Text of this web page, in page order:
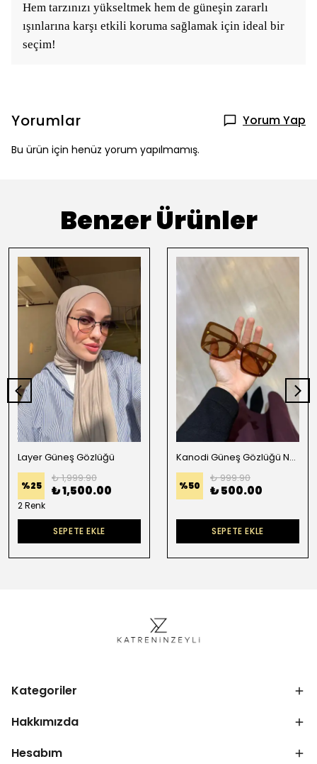
Hem tarzınızı yükseltmek hem de güneşin zararlı
ışınlarına karşı etkili koruma sağlamak için ideal bir
seçim!
Yorumlar Yorum Yap
Bu ürün için henüz yorum yapılmamış.
Benzer Ürünler
Layer Güneş Gözlüğü
%25
₺ 1,999.90
₺ 1,500.00
2 Renk
SEPETE EKLE
Kanodi Güneş Gözlüğü Nude
%50
₺ 999.90
₺ 500.00
SEPETE EKLE
Kategoriler
Hakkımızda
Hesabım